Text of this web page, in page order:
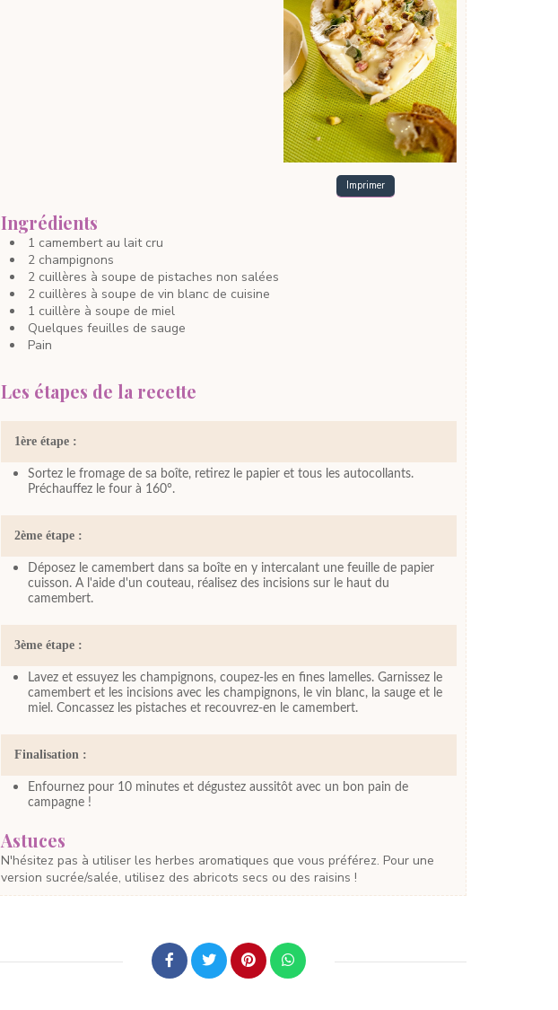
Imprimer
Ingrédients
1 camembert au lait cru
2 champignons
2 cuillères à soupe de pistaches non salées
2 cuillères à soupe de vin blanc de cuisine
1 cuillère à soupe de miel
Quelques feuilles de sauge
Pain
Les étapes de la recette
1ère étape :
Sortez le fromage de sa boîte, retirez le papier et tous les autocollants.
Préchauffez le four à 160°.
2ème étape :
Déposez le camembert dans sa boîte en y intercalant une feuille de papier
cuisson. A l'aide d'un couteau, réalisez des incisions sur le haut du
camembert.
3ème étape :
Lavez et essuyez les champignons, coupez-les en fines lamelles. Garnissez le
camembert et les incisions avec les champignons, le vin blanc, la sauge et le
miel. Concassez les pistaches et recouvrez-en le camembert.
Finalisation :
Enfournez pour 10 minutes et dégustez aussitôt avec un bon pain de
campagne !
Astuces
N'hésitez pas à utiliser les herbes aromatiques que vous préférez. Pour une
version sucrée/salée, utilisez des abricots secs ou des raisins !